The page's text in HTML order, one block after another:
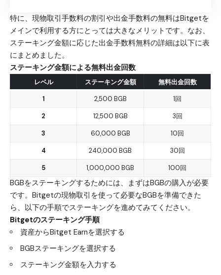
特に、現物取引手数料の割引や出金手数料の無料はBitgetを
メインで利用する方にとっては大きなメリットです。なお、
ステーキング金額に応じた出金手数料無料の詳細は以下に表
にまとめました。
ステーキング金額による無料出金回数
レベル ステーキング金額 無料出金回数
1 2,500 BGB 1回
2 12,500 BGB 3回
3 60,000 BGB 10回
4 240,000 BGB 30回
5 1,000,000 BGB 100回
BGBをステーキングするためには、まずはBGBの購入が必要
です。Bitgetの現物取引を使って必要なBGBを準備できた
ら、以下の手順でステーキングを進めてみてください。
Bitgetのステーキング手順
資産からBitget Earnを選択する
BGBステーキングを選択する
ステーキング金額を入力する